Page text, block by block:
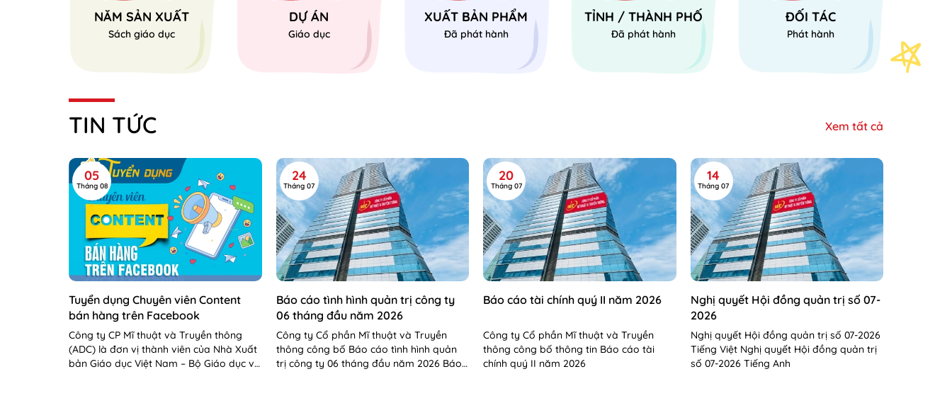
NĂM SẢN XUẤT
Sách giáo dục
DỰ ÁN
Giáo dục
XUẤT BẢN PHẨM
Đã phát hành
TỈNH / THÀNH PHỐ
Đã phát hành
ĐỐI TÁC
Phát hành
TIN TỨC Xem tất cả
05
Tháng 08
Tuyển dụng Chuyên viên Content
bán hàng trên Facebook
Công ty CP Mĩ thuật và Truyền thông
(ADC) là đơn vị thành viên của Nhà Xuất
bản Giáo dục Việt Nam – Bộ Giáo dục và
24
Tháng 07
Báo cáo tình hình quản trị công ty
06 tháng đầu năm 2026
Công ty Cổ phần Mĩ thuật và Truyền
thông công bố Báo cáo tình hình quản
trị công ty 06 tháng đầu năm 2026 Báo
20
Tháng 07
Báo cáo tài chính quý II năm 2026
Công ty Cổ phần Mĩ thuật và Truyền
thông công bố thông tin Báo cáo tài
chính quý II năm 2026
14
Tháng 07
Nghị quyết Hội đồng quản trị số 07-
2026
Nghị quyết Hội đồng quản trị số 07-2026
Tiếng Việt Nghị quyết Hội đồng quản trị
số 07-2026 Tiếng Anh